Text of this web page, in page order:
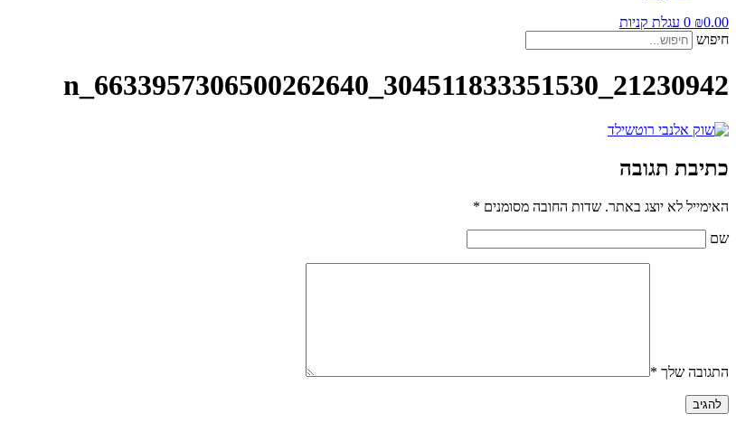
₪0.00
0 עגלת קניות
חיפוש
21230942_304511833351530_6633957306500262640_n
כתיבת תגובה
האימייל לא יוצג באתר. שדות החובה מסומנים *
שם
התגובה שלך *